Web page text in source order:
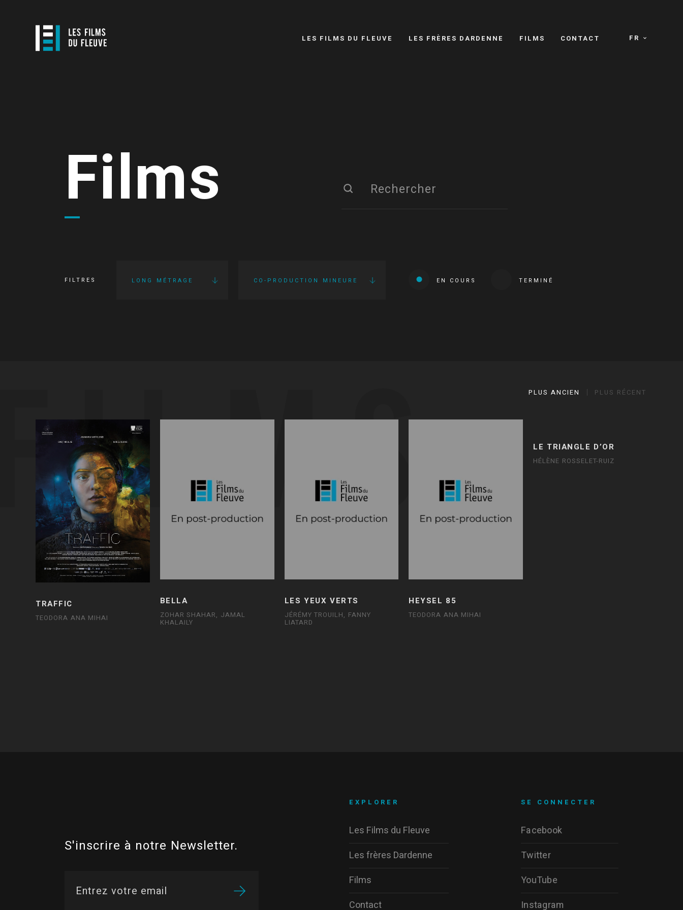
FR
LES FILMS DU FLEUVE LES FRÈRES DARDENNE FILMS CONTACT
Films
FILTRES LONG MÉTRAGE CO-PRODUCTION MINEURE EN COURS TERMINÉ
PLUS ANCIEN PLUS RÉCENT
TRAFFIC
TEODORA ANA MIHAI
BELLA
ZOHAR SHAHAR, JAMAL
KHALAILY
LES YEUX VERTS
JÉRÉMY TROUILH, FANNY
LIATARD
HEYSEL 85
TEODORA ANA MIHAI
LE TRIANGLE D’OR
HÉLÈNE ROSSELET-RUIZ
S'inscrire à notre Newsletter.
SE CONNECTER
Facebook
Twitter
YouTube
Instagram
EXPLORER
Les Films du Fleuve
Les frères Dardenne
Films
Contact